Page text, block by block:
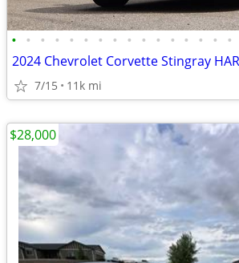
• • • • • • • • • • • • • • • •
7/15 11k mi
$28,000